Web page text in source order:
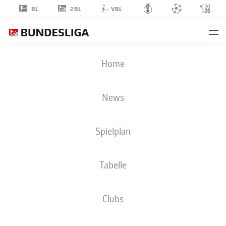
BL 2BL VBL
Home
News
Spielplan
Tabelle
Clubs
EINTRACHT BRAUNSCHWEIG